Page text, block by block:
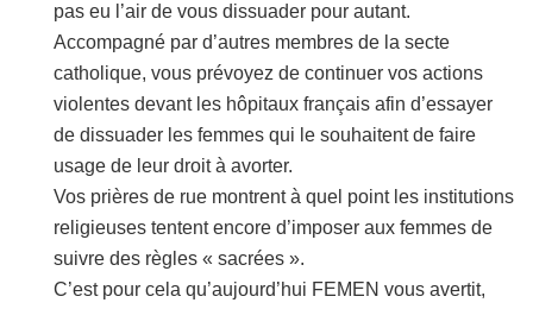
pas eu l’air de vous dissuader pour autant.
Accompagné par d’autres membres de la secte
catholique, vous prévoyez de continuer vos actions
violentes devant les hôpitaux français afin d’essayer
de dissuader les femmes qui le souhaitent de faire
usage de leur droit à avorter.
Vos prières de rue montrent à quel point les institutions
religieuses tentent encore d’imposer aux femmes de
suivre des règles « sacrées ».
C’est pour cela qu’aujourd’hui FEMEN vous avertit,